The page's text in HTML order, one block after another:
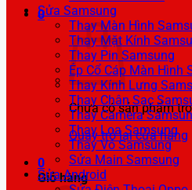
0
Chưa có sản phẩm
Quay trở lại cửa hàng
0
Giỏ hàng
Sửa Samsung
Thay Màn Hình
Thay Mặt Kính
Thay Pin Samsung
Ép Cổ Cáp Màn Hình
Thay Kính Lưng
Thay Chân Sạc
Thay Camera
Thay Loa Samsung
Thay Vỏ Samsung
Sửa Main Samsung
Sửa Android